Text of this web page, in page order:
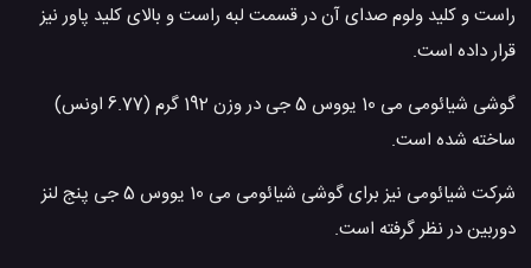
راست و کلید ولوم صدای آن در قسمت لبه راست و بالای کلید پاور نیز
قرار داده است.
گوشی شیائومی می 10 یووس 5 جی در وزن 192 گرم (6.77 اونس)
ساخته شده است.
شرکت شیائومی نیز برای گوشی شیائومی می 10 یووس 5 جی پنج لنز
دوربین در نظر گرفته است.